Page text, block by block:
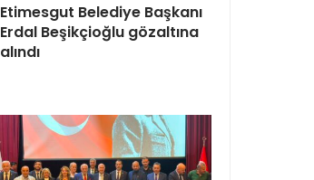
Etimesgut Belediye Başkanı
Erdal Beşikçioğlu gözaltına
alındı